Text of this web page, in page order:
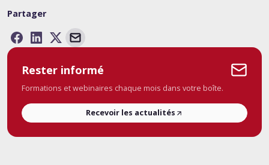
Partager
Rester informé
Formations et webinaires chaque mois dans votre boîte.
Recevoir les actualités